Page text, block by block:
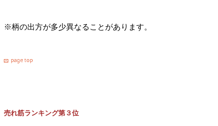
※柄の出方が多少異なることがあります。
売れ筋ランキング第３位